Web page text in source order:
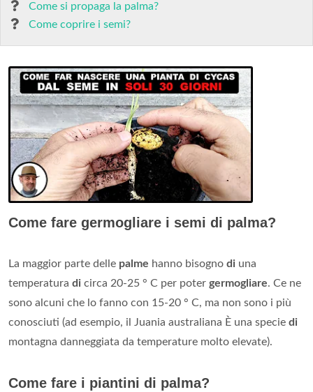
Come si propaga la palma?
Come coprire i semi?
Come fare germogliare i semi di palma?
La maggior parte delle palme hanno bisogno di una
temperatura di circa 20-25 ° C per poter germogliare. Ce ne
sono alcuni che lo fanno con 15-20 ° C, ma non sono i più
conosciuti (ad esempio, il Juania australiana È una specie di
montagna danneggiata da temperature molto elevate).
Come fare i piantini di palma?